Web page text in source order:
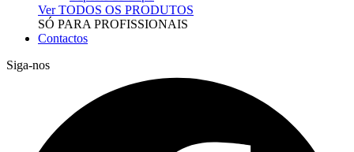
Ver TODOS OS PRODUTOS
SÓ PARA PROFISSIONAIS
Contactos
Siga-nos